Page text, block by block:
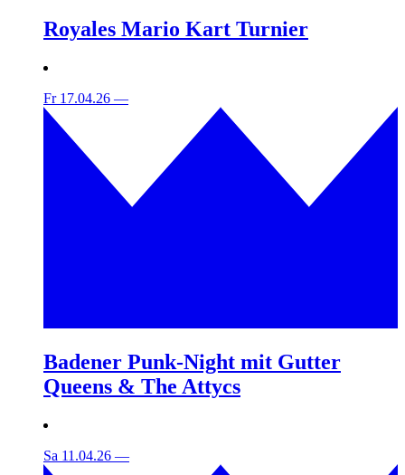
Royales Mario Kart Turnier
Fr 17.04.26 —
Badener Punk-Night mit Gutter
Queens & The Attycs
Sa 11.04.26 —